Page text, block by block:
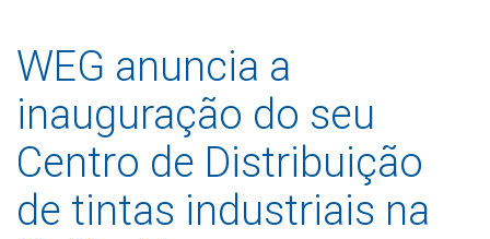
WEG anuncia a
inauguração do seu
Centro de Distribuição
de tintas industriais na